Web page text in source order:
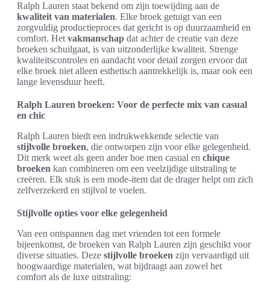
Ralph Lauren staat bekend om zijn toewijding aan de
kwaliteit van materialen. Elke broek getuigt van een
zorgvuldig productieproces dat gericht is op duurzaamheid en
comfort. Het vakmanschap dat achter de creatie van deze
broeken schuilgaat, is van uitzonderlijke kwaliteit. Strenge
kwaliteitscontroles en aandacht voor detail zorgen ervoor dat
elke broek niet alleen esthetisch aantrekkelijk is, maar ook een
lange levensduur heeft.
Ralph Lauren broeken: Voor de perfecte mix van casual
en chic
Ralph Lauren biedt een indrukwekkende selectie van
stijlvolle broeken, die ontworpen zijn voor elke gelegenheid.
Dit merk weet als geen ander hoe men casual en chique
broeken kan combineren om een veelzijdige uitstraling te
creëren. Elk stuk is een mode-item dat de drager helpt om zich
zelfverzekerd en stijlvol te voelen.
Stijlvolle opties voor elke gelegenheid
Van een ontspannen dag met vrienden tot een formele
bijeenkomst, de broeken van Ralph Lauren zijn geschikt voor
diverse situaties. Deze stijlvolle broeken zijn vervaardigd uit
hoogwaardige materialen, wat bijdraagt aan zowel het
comfort als de luxe uitstraling: